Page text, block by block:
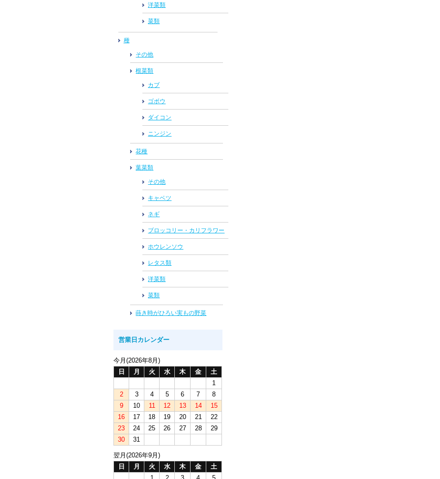
洋菜類
菜類
種
その他
根菜類
カブ
ゴボウ
ダイコン
ニンジン
花種
葉菜類
その他
キャベツ
ネギ
ブロッコリー・カリフラワー
ホウレンソウ
レタス類
洋菜類
菜類
蒔き時がひろい実もの野菜
営業日カレンダー
今月(2026年8月)
日
月 火 水 木 金
土
1
2
3 4 5 6 7
8
9
10 11 12 13 14
15
16
17 18 19 20 21
22
23
24 25 26 27 28
29
30
31
翌月(2026年9月)
日
月 火 水 木 金
土